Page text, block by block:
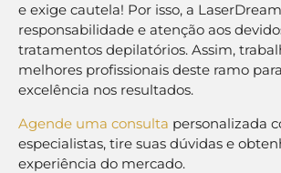
e exige cautela! Por isso, a
responsabilidade e atenção aos
tratamentos depilatórios. Assim,
melhores profissionais deste ramo
excelência nos resultados.
Agende uma consulta personalizada
especialistas, tire suas dúvidas e
experiência do mercado.